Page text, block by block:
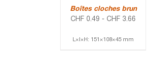
Boîtes cloches brun
CHF 0.49 -CHF 3.66
L×l×H: 151×108×45 mm